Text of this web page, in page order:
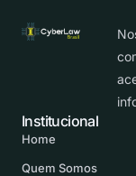
Institucional
Home
Quem Somos